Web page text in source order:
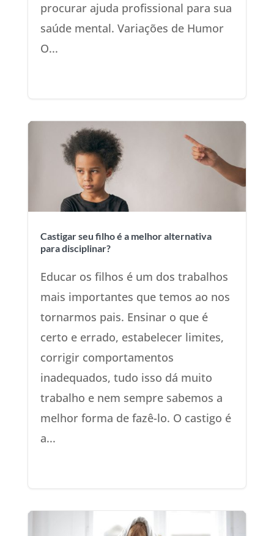
procurar ajuda profissional para sua
saúde mental. Variações de Humor
O...
Castigar seu filho é a melhor alternativa
para disciplinar?
Educar os filhos é um dos trabalhos
mais importantes que temos ao nos
tornarmos pais. Ensinar o que é
certo e errado, estabelecer limites,
corrigir comportamentos
inadequados, tudo isso dá muito
trabalho e nem sempre sabemos a
melhor forma de fazê-lo. O castigo é
a...